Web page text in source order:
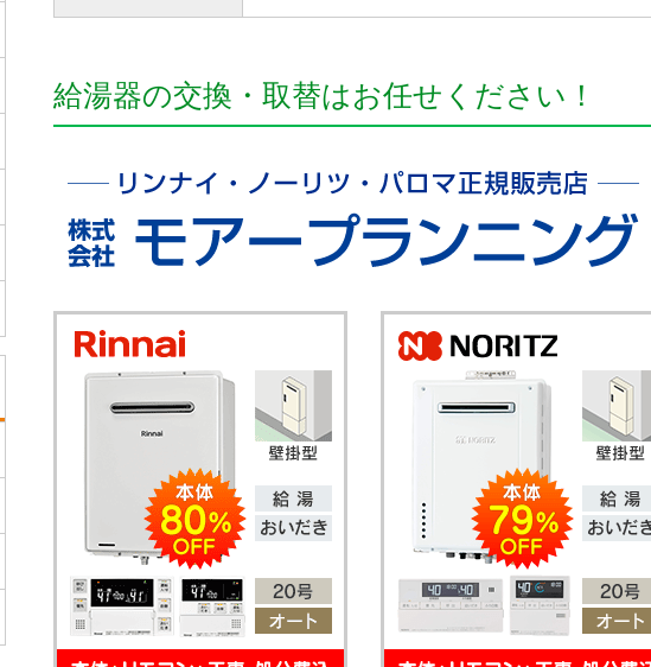
給湯器の交換・取替はお任せください！